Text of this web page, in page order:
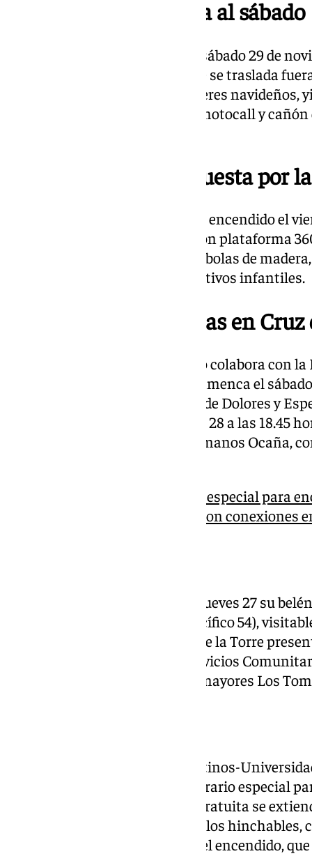
Ciudad Jardín se pasa al sábado
El Parque de la Alegría acoge el sábado 29 de
la única fiesta de encendido que se traslada
contempla cuentacuentos, talleres
infantil, castillos hinchables, photocall y
Bailén-Miraflores apuesta por
El bulevar José Iturbi celebra su encendido el
con nieve artificial, photocall con plataforma
talleres incluyen decoración de bolas de
rasca mágico y tatuajes con motivos infantiles.
Zambombas flamencas en
El distrito Cruz del Humilladero colabora con
Paciencia en una zambomba flamenca el
la plazuela de María Santísima de Dolores y
programa zambomba el viernes 28 a las 18.45
Inmaculada, a cargo de los Hermanos Ocaña,
101TV realiza un programa especial para
Andalucía desde Málaga y con conexiones
Carretera de Cádiz inaugura el jueves 27 su
Diputación Provincial (calle Pacífico 54),
de 10.00 a 21.00 horas. Puerto de la Torre
20.00 horas en el Centro de Servicios
elaborado por la asociación de mayores Los
El bulevar Louis Pasteur de Teatinos-
28 desde las 17.30 horas, con horario especial
19.00 horas. La programación gratuita se
talleres de manualidades, castillos hinchables,
actuaciones musicales antes del encendido,